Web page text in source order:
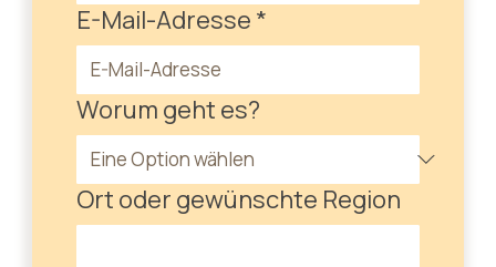
E-Mail-Adresse *
Worum geht es?
Ort oder gewünschte Region